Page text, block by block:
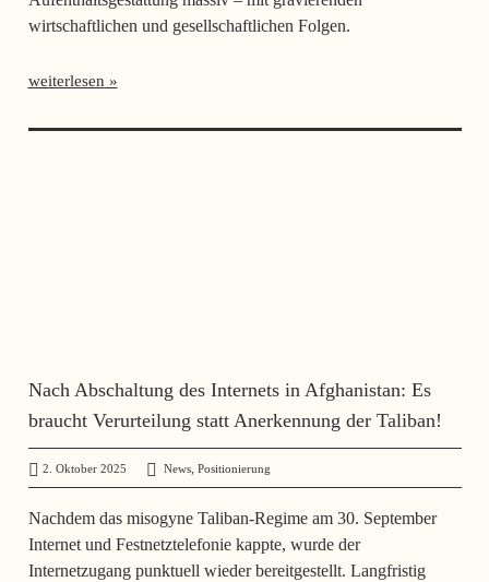
wirtschaftlichen und gesellschaftlichen Folgen.
weiterlesen
Nach Abschaltung des Internets in Afghanistan: Es
braucht Verurteilung statt Anerkennung der Taliban!
2. Oktober 2025 administrator
News, Positionierung
Nachdem das misogyne Taliban-Regime am 30. September
Internet und Festnetztelefonie kappte, wurde der
Internetzugang punktuell wieder bereitgestellt. Langfristig